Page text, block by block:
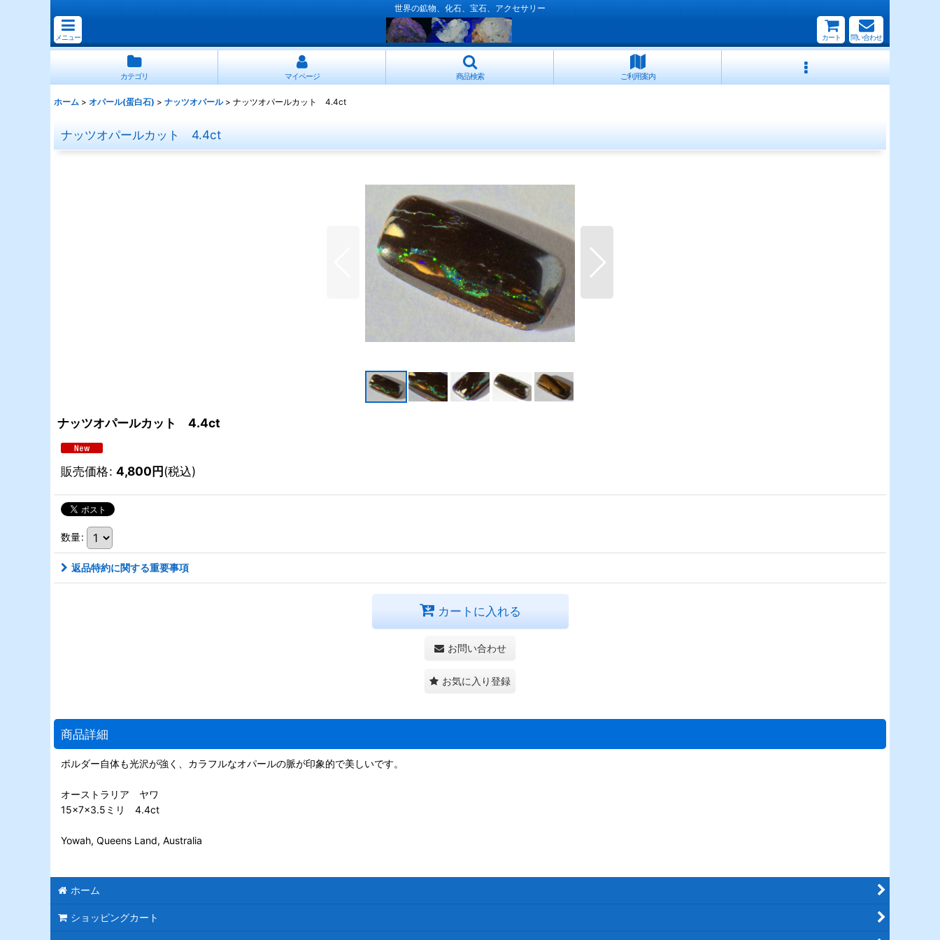
世界の鉱物、化石、宝石、アクセサリー
メニュー カート 問い合わせ
カテゴリ マイページ 商品検索 ご利用案内
ホーム > オパール(蛋白石) > ナッツオパール > ナッツオパールカット 4.4ct
ナッツオパールカット 4.4ct
ナッツオパールカット 4.4ct
販売価格: 4,800円(税込)
数量:
返品特約に関する重要事項
カートに入れる
お問い合わせ
お気に入り登録
商品詳細
ボルダー自体も光沢が強く、カラフルなオパールの脈が印象的で美しいです。
オーストラリア ヤワ
15×7×3.5ミリ 4.4ct
Yowah, Queens Land, Australia
ホーム
ショッピングカート